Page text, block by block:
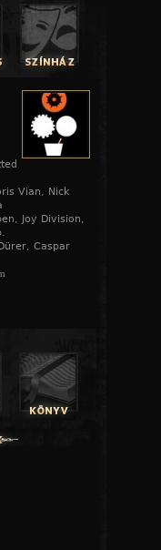
Vian, Nick
Joy Division,
Caspar